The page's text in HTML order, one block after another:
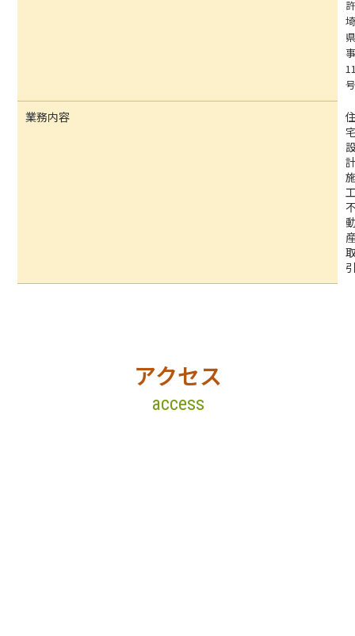
号
業務内容
アクセス
access